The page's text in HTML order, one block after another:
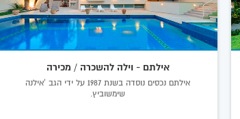
אילתם - וילה להשכרה / מכירה
אילתם נכסים נוסדה בשנת 1987 על ידי הגב 'אילנה
שימשוביץ.